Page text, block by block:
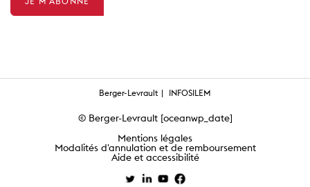
Berger-Levrault INFOSILEM
© Berger-Levrault [oceanwp_date]
Mentions légales
Modalités d'annulation et de remboursement
Aide et accessibilité